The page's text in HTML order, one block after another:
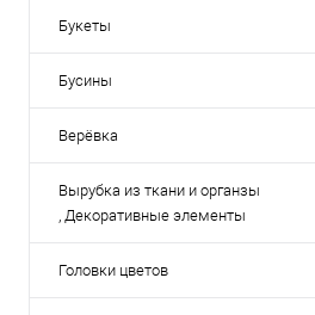
Букеты
Бусины
Верёвка
Вырубка из ткани и органзы
, Декоративные элементы
Головки цветов